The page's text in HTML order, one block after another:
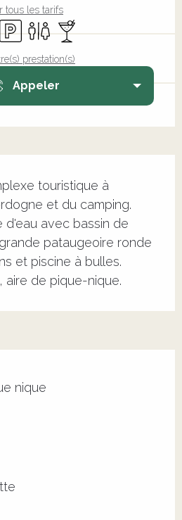
tous les tarifs
pique nique
ParkingToilettesBar / Buvette
prestation(s)
Appeler
touristique à
et du camping.
d'eau avec bassin de
pataugeoire ronde
et piscine à bulles.
de pique-nique.
nique